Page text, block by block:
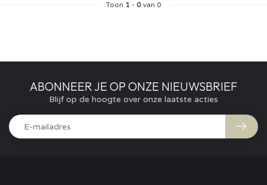
Toon 1 - 0van 0
ABONNEER JE OP ONZE NIEUWSBRIEF
Blijf op de hoogte over onze laatste acties